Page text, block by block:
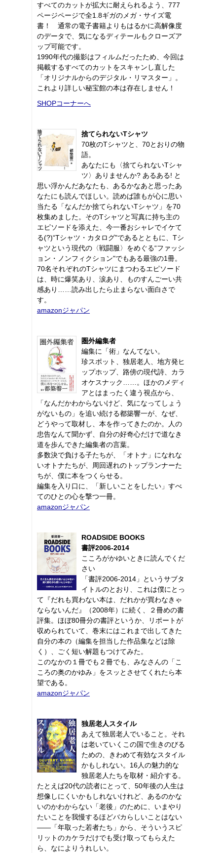
すべてのカットが拡大に耐えられるよう、777
ページページで全1.8ギガのメガ・サイズ電
書！ 通常の電子書籍よりもはるかに高解像度
のデータで、気になるディテールもクローズア
ップ可能です。
1990年代の撮影はフィルムだったため、今回は
掲載するすべてのカットをスキャンし直した
「オリジナルからのデジタル・リマスター」。
これより詳しい秘宝館の本は存在しません！
SHOPコーナーへ
捨てられないTシャツ
70枚のTシャツと、70とおりの物
語。
あなたにも〈捨てられないTシャ
ツ〉ありませんか? あるある! と
思い浮かんだあなたも、あるかなあと思ったあ
なたにも読んでほしい。読めば誰もが心に思い
当たる「なんだか捨てられないTシャツ」を70
枚集めました。そのTシャツと写真に持ち主の
エピソードを添えた、今一番おシャレでイケて
る(?)“Tシャツ・カタログ"であるとともに、Tシ
ャツという現代の〈戦闘服〉をめぐる“ファッシ
ョン・ノンフィクション"でもある最強の1冊。
70名それぞれのTシャツにまつわるエピソード
は、時に爆笑あり、涙あり、ものすんごーい共
感あり……読み出したら止まらない面白さで
す。
amazonジャパン
圏外編集者
編集に「術」なんてない。
珍スポット、独居老人、地方発ヒ
ップホップ、路傍の現代詩、カラ
オケスナック……。ほかのメディ
アとはまったく違う視点から、
「なんだかわからないけど、気になってしょう
がないもの」を追い続ける都築響一が、なぜ、
どうやって取材し、本を作ってきたのか。人の
忠告なんて聞かず、自分の好奇心だけで道なき
道を歩んできた編集者の言葉。
多数決で負ける子たちが、「オトナ」になれな
いオトナたちが、周回遅れのトップランナーた
ちが、僕に本をつくらせる。
編集を入り口に、「新しいことをしたい」すべ
てのひとの心を撃つ一冊。
amazonジャパン
ROADSIDE BOOKS
書評2006-2014
こころがかゆいときに読んでくだ
さい
「書評2006-2014」というサブタ
イトルのとおり、これは僕にとっ
て『だれも買わない本は、だれかが買わなきゃ
ならないんだ』（2008年）に続く、２冊めの書
評集。ほぼ80冊分の書評というか、リポートが
収められていて、巻末にはこれまで出してきた
自分の本の（編集を担当した作品集などは除
く）、ごく短い解題もつけてみた。
このなかの１冊でも２冊でも、みなさんの「こ
ころの奥のかゆみ」をスッとさせてくれたら本
望である。
amazonジャパン
独居老人スタイル
あえて独居老人でいること。それ
は老いていくこの国で生きのびる
ための、きわめて有効なスタイル
かもしれない。16人の魅力的な
独居老人たちを取材・紹介する。
たとえば20代の読者にとって、50年後の人生は
想像しにくいかもしれないけれど、あるのかな
いのかわからない「老後」のために、いまやり
たいことを我慢するほどバカらしいことはない
――「年取った若者たち」から、そういうスピ
リットのカケラだけでも受け取ってもらえた
ら、なによりうれしい。